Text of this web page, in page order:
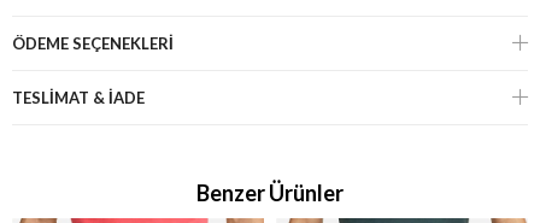
ÖDEME SEÇENEKLERI
TESLİMAT & İADE
Benzer Ürünler